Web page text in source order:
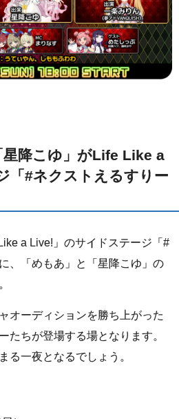
降こゆ」がLife Like a
「#ネクストえるすりー
a Live!」のサイドステージ「#
、「めもあ」と「星降こゆ」の
オーディションを勝ち上がった
たちが登場する場となります。
る一夜となるでしょう。